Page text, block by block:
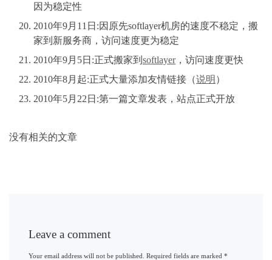
因为稳定性
2010年9月11日:因原先softlayer机房的速度不稳定，搬
家到新服务商，访问速度更为稳定
2010年9月5日:正式搬家到 softlayer，访问速度更快
2010年8月起:正式大量添加友情链接（说明 ）
2010年5月22日:第一篇文章发表，站点正式开放
没有相关的文章
Leave a comment
Your email address will not be published. Required fields are marked*